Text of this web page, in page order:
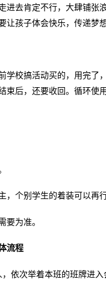
进去肯定不行，大肆铺张
让孩子体会快乐，传递梦
学校搞活动买的，用完了
束后，还要收回。循环使用
，个别学生的着装可以再行
要为准。
流程
依次举着本班的班牌进入